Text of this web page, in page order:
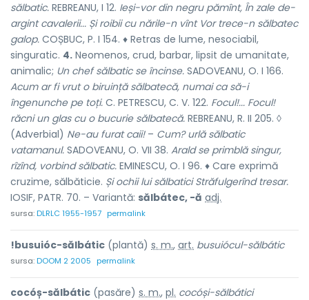
sălbatic. REBREANU, I 12. Ieși-vor din negru pămînt, În zale de-
argint cavalerii... Și roibii cu nările-n vînt Vor trece-n sălbatec
galop. COȘBUC, P. I 154. ♦ Retras de lume, nesociabil,
singuratic. 4. Neomenos, crud, barbar, lipsit de umanitate,
animalic; Un chef sălbatic se încinse. SADOVEANU, O. I 166.
Acum ar fi vrut o biruință sălbatecă, numai ca să-i
îngenunche pe toți. C. PETRESCU, C. V. 122. Focul!... Focul!
răcni un glas cu o bucurie sălbatecă. REBREANU, R. II 205. ◊
(Adverbial) Ne-au furat caii!– Cum? urlă sălbatic
vatamanul. SADOVEANU, O. VII 38. Arald se primblă singur,
rîzînd, vorbind sălbatic. EMINESCU, O. I 96. ♦ Care exprimă
cruzime, sălbăticie. Și ochii lui sălbatici Străfulgerînd tresar.
IOSIF, PATR. 70. – Variantă: sălbátec, -ă adj.
sursa:DLRLC 1955-1957 permalink
!busuióc-sălbátic (plantă) s. m., art. busuiócul-sălbátic
sursa:DOOM 2 2005 permalink
cocóș-sălbátic (pasăre) s. m., pl. cocóși-sălbátici